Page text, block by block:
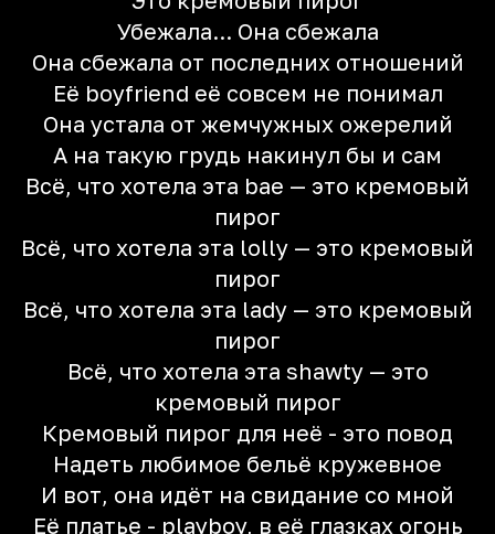
Убежала... Она сбежала
Она сбежала от последних отношений
Её boyfriend её совсем не понимал
Она устала от жемчужных ожерелий
А на такую грудь накинул бы и сам
Всё, что хотела эта bae — это кремовый
пирог
Всё, что хотела эта lolly — это кремовый
пирог
Всё, что хотела эта lady — это кремовый
пирог
Всё, что хотела эта shawty — это
кремовый пирог
Кремовый пирог для неё - это повод
Надеть любимое бельё кружевное
И вот, она идёт на свидание со мной
Её платье - playboy, в её глазках огонь